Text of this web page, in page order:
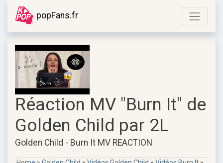
popFans.fr
Réaction MV "Burn It" de
Golden Child par 2L
Golden Child - Burn It MV REACTION ‍‍